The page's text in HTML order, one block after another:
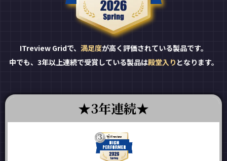
ITreview Gridで、 満足度が高く評価されている製品です。
中でも、3年以上連続で受賞している製品は殿堂入り となります。
3年連続